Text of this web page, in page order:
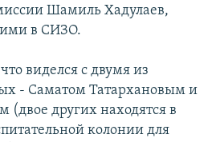
Шамиль Хадулаев,
в СИЗО.
виделся с двумя из
- Саматом Татархановым и
других находятся в
колонии для